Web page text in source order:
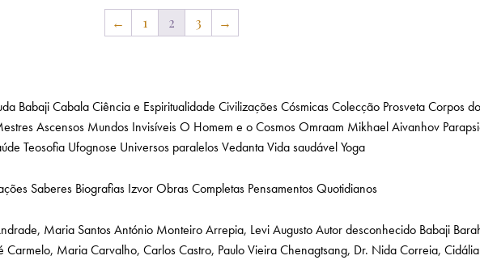
← 1 2 3 →
BabajiCabalaCiência e Espiritualidade Civilizações CósmicasColecção ProsvetaCorpos
Ascensos Mundos InvisíveisO Homem e o CosmosOmraam Mikhael Aivanhov
Teosofia Ufognose Universos paralelosVedantaVida saudávelYoga
Saberes Biografias IzvorObras Completas Pensamentos Quotidianos
Maria SantosAntónio MonteiroArrepia, Levi AugustoAutor desconhecido Babaji
Carmelo, MariaCarvalho, CarlosCastro, Paulo VieiraChenagtsang, Dr. NidaCorreia,